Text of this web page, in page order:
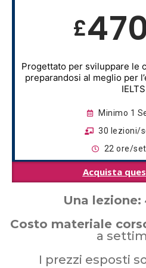
£
Progettato per sviluppare le
preparandosi al meglio per
IELTS
Minimo 1
30 lezioni/
22 ore/
Acquista
Una lezione:
Costo materiale
a
I prezzi esposti